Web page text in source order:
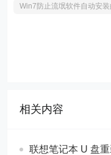
Win7防止流氓软件自动安装
相关内容
联想笔记本 U 盘